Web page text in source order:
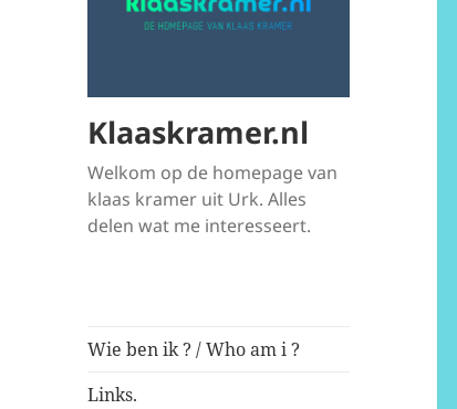
Klaaskramer.nl
Welkom op de homepage van
klaas kramer uit Urk. Alles
delen wat me interesseert.
Wie ben ik ? / Who am i ?
Links.